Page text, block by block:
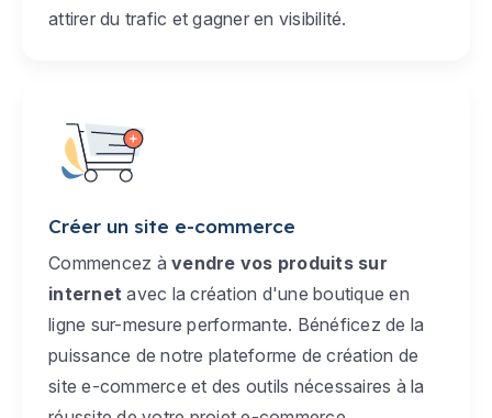
attirer du trafic et gagner en visibilité.
Créer un site e-commerce
Commencez à vendre vos produits sur
internet avec la création d'une boutique en
ligne sur-mesure performante. Bénéficez de la
puissance de notre plateforme de création de
site e-commerce et des outils nécessaires à la